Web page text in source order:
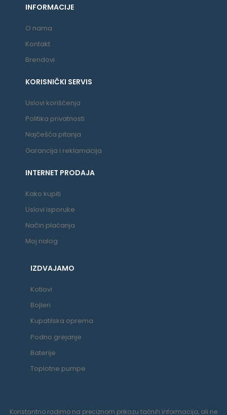
INFORMACIJE
O nama
Kontakt
Brendovi
KORISNIČKI SERVIS
Uslovi korišćenja
Politika privatnosti
Najčešća pitanja
Garancija i reklamacija
INTERNET PRODAJA
Kako kupiti
Uslovi isporuke
Način plaćanja
Moj nalog
IZDVAJAMO
Kotlovi
Bojleri
Kupatilska oprema
Podno grejanje
Baterije
Toplotne pumpe
Konstantno radimo na preciznom prikazu tačnih informacija, ali ne